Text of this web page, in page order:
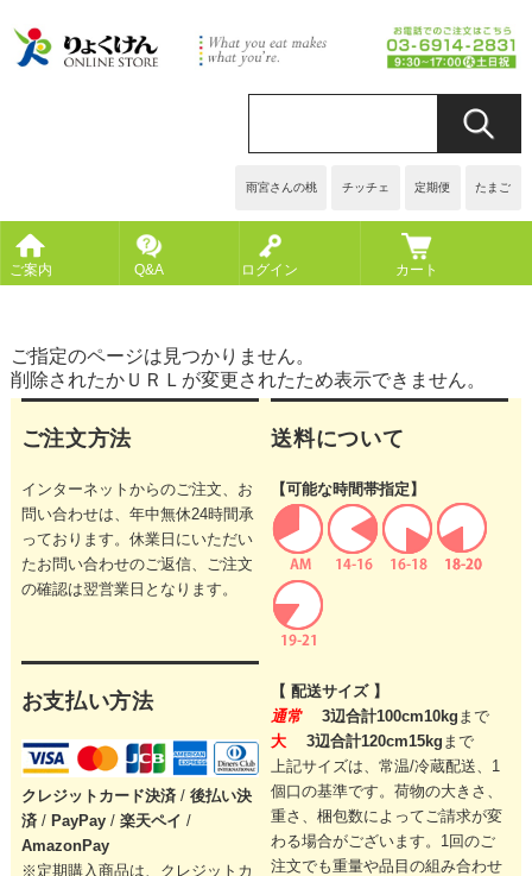
雨宮さんの桃 チッチェ 定期便 たまご
ご案内 Q&A ログイン カート
ご指定のページは見つかりません。
削除されたかＵＲＬが変更されたため表示できません。
ご注文方法
インターネットからのご注文、お
問い合わせは、年中無休24時間承
っております。休業日にいただい
たお問い合わせのご返信、ご注文
の確認は翌営業日となります。
お支払い方法
クレジットカード決済 / 後払い決
済/ PayPay/ 楽天ペイ /
AmazonPay
※定期購入商品は、クレジットカ
送料について
【可能な時間帯指定】
【 配送サイズ 】
通常
3辺合計100cm10kg まで
大
3辺合計120cm15kg まで
上記サイズは、常温/冷蔵配送、1
個口の基準です。荷物の大きさ、
重さ、梱包数によってご請求が変
わる場合がございます。 1回のご
注文でも重量や品目の組み合わせ